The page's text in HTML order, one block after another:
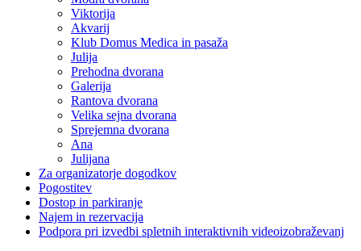
Viktorija
Akvarij
Klub Domus Medica in pasaža
Julija
Prehodna dvorana
Galerija
Rantova dvorana
Velika sejna dvorana
Sprejemna dvorana
Ana
Julijana
Za organizatorje dogodkov
Pogostitev
Dostop in parkiranje
Najem in rezervacija
Podpora pri izvedbi spletnih interaktivnih videoizobraževanj